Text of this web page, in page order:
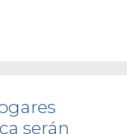
serán